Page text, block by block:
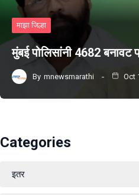
माझा जिल्हा
मुंबई पोलिसांनी 4682 बनावट
By mnewsmarathi Oct
Categories
इतर